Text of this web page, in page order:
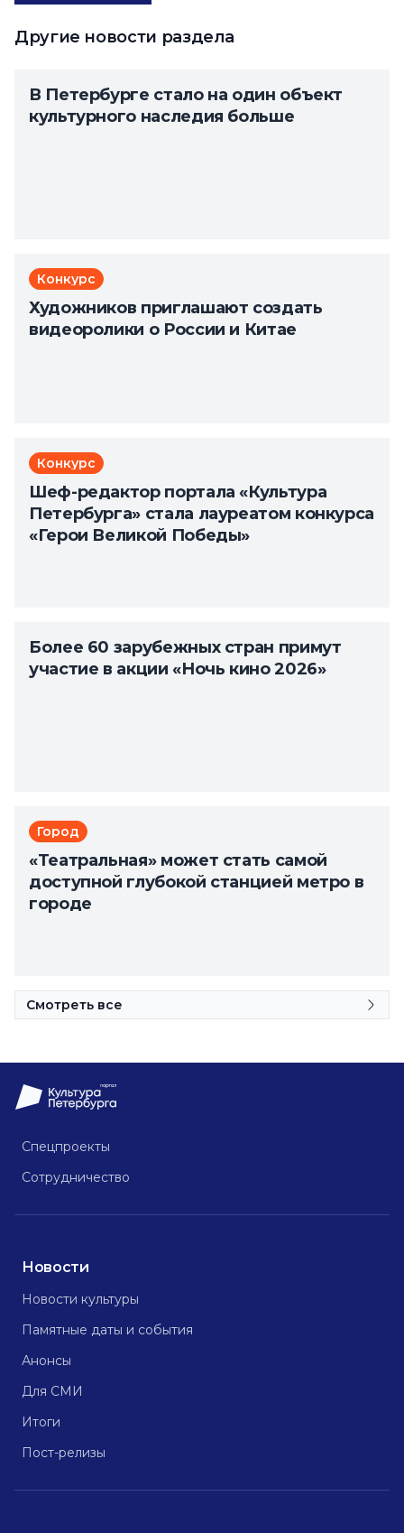
Другие новости раздела
В Петербурге стало на один объект
культурного наследия больше
Конкурс
Художников приглашают создать
видеоролики о России и Китае
Конкурс
Шеф-редактор портала «Культура
Петербурга» стала лауреатом конкурса
«Герои Великой Победы»
Более 60 зарубежных стран примут
участие в акции «Ночь кино 2026»
Город
«Театральная» может стать самой
доступной глубокой станцией метро в
городе
Смотреть все
Спецпроекты
Сотрудничество
Новости
Новости культуры
Памятные даты и события
Анонсы
Для СМИ
Итоги
Пост-релизы